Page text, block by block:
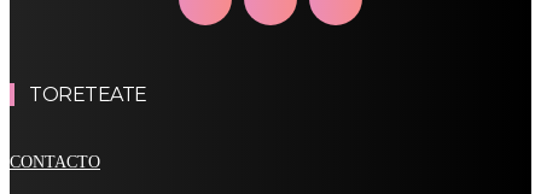
TORETEATE
CONTACTO